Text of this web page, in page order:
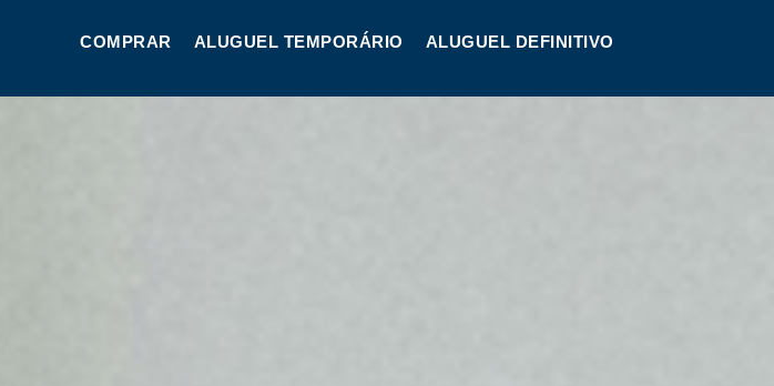
COMPRAR ALUGUEL TEMPORÁRIO ALUGUEL DEFINITIVO